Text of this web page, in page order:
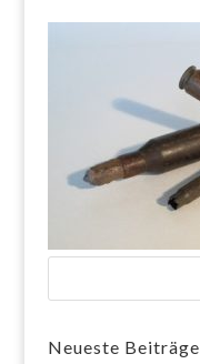
Neueste Beiträge